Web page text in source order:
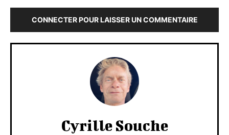
CONNECTER POUR LAISSER UN COMMENTAIRE
Cyrille Souche